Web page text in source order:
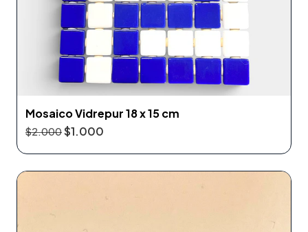
Mosaico Vidrepur 18 x 15 cm
$2.000$1.000